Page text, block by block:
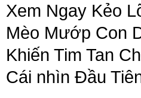
Xem Ngay Kẻo
Mèo Mướp Con
Khiến Tim Tan
Cái nhìn Đầu